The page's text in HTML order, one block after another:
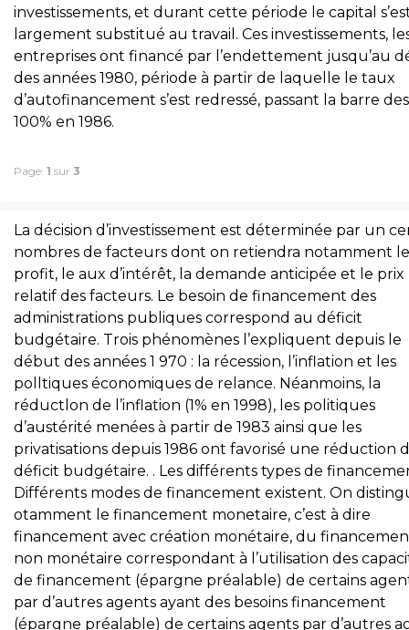
investissements, et durant cette période le capital
largement substitué au travail. Ces investissements,
entreprises ont financé par l’endettement jusqu’au
des années 1980, période à partir de laquelle le taux
d’autofinancement s’est redressé, passant la barre des
100% en 1986.
Page: 1 sur 3
La décision d’investissement est déterminée par un
nombres de facteurs dont on retiendra notamment le
profit, le aux d’intérêt, la demande anticipée et le prix
relatif des facteurs. Le besoin de financement des
administrations publiques correspond au déficit
budgétaire. Trois phénomènes l’expliquent depuis le
début des années 1 970 : la récession, l’inflation et les
polltiques économiques de relance. Néanmoins, la
réductlon de l’inflation (1% en 1998), les politiques
d’austérité menées à partir de 1983 ainsi que les
privatisations depuis 1986 ont favorisé une réduction
déficit budgétaire. . Les différents types de
Différents modes de financement existent. On
otamment le financement monetaire, c’est à dire
financement avec création monétaire, du
non monétaire correspondant à l’utilisation des
de financement (épargne préalable) de certains
par d’autres agents ayant des besoins financement
(épargne préalable) de certains agents par d’autres